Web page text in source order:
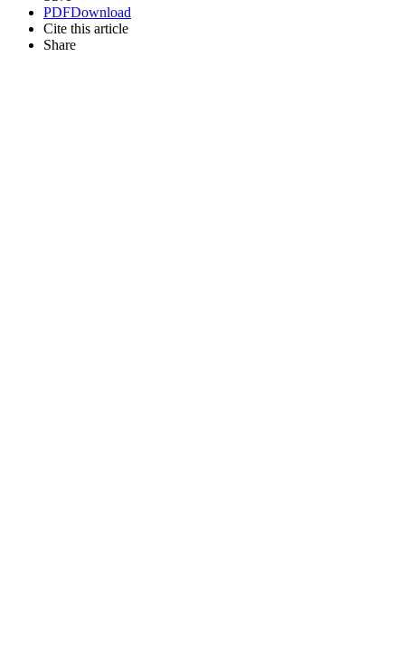
PDFDownload
Cite this article
Share